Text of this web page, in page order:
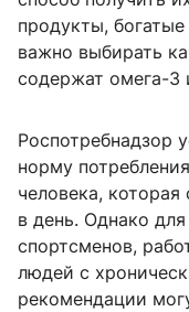
продукты,
важно выбирать
содержат омега-3
Роспотребнадзор
норму
человека,
в день. Однако
спортсменов,
людей с
рекомендации